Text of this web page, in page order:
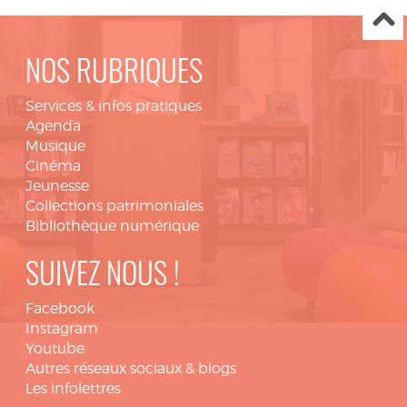
NOS RUBRIQUES
Services & infos pratiques
Agenda
Musique
Cinéma
Jeunesse
Collections patrimoniales
Bibliothèque numérique
SUIVEZ NOUS !
Facebook
Instagram
Youtube
Autres réseaux sociaux & blogs
Les infolettres